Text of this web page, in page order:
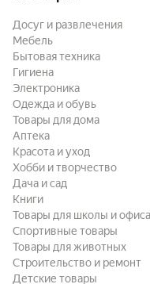
Досуг и развлечения
Мебель
Бытовая техника
Гигиена
Электроника
Одежда и обувь
Товары для дома
Аптека
Красота и уход
Хобби и творчество
Дача и сад
Книги
Товары для школы и офиса
Спортивные товары
Товары для животных
Строительство и ремонт
Детские товары